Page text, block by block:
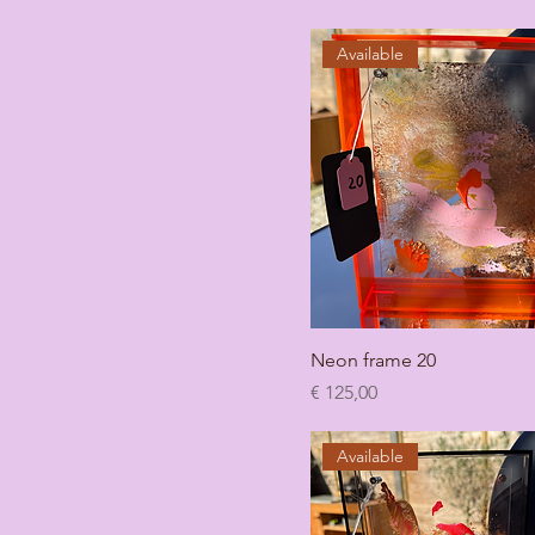
Available
Neon frame 20
Prijs
€ 125,00
Available